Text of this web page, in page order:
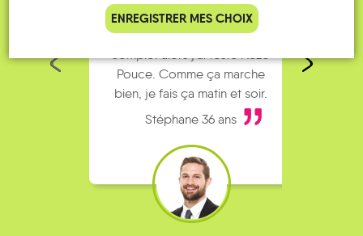
Je vais bosser en train, mais le
parking de la gare est toujours
complet alors j’ai testé Rezo
Pouce. Comme ça marche
bien, je fais ça matin et soir.
Stéphane 36 ans
ENREGISTRER MES CHOIX